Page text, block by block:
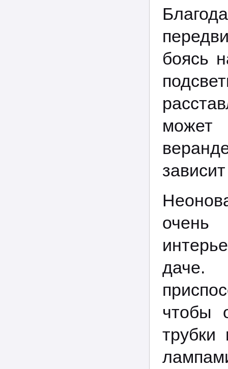
боясь
может
очень
даче.
чтобы